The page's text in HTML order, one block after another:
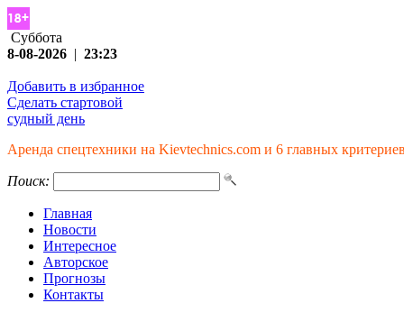
Суббота
8-08-2026 | 23:23
Добавить в избранное
Сделать стартовой
судный день
Аренда спецтехники на Kievtechnics.com и 6 главных
Поиск:
Главная
Новости
Интересное
Авторское
Прогнозы
Контакты